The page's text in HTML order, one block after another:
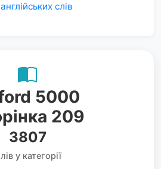
слів
5000
209
3807
у категорії